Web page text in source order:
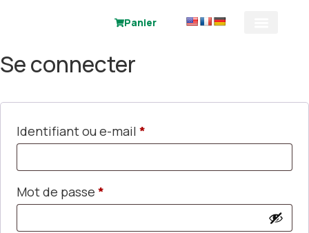
Panier
Se connecter
Identifiant ou e-mail *
Mot de passe *